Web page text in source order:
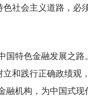
社会主义道路，必
特色金融发展之路
和践行正确政绩观
融机构，为中国式现